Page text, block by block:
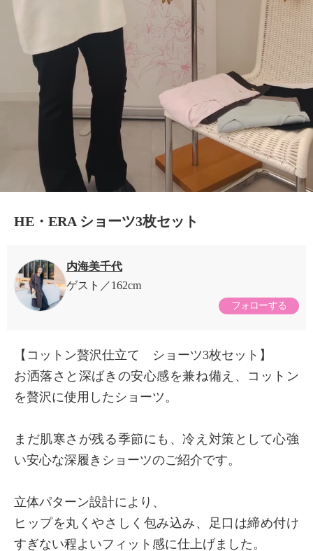
HE・ERA ショーツ3枚セット
内海美千代
ゲスト
162cm
フォローする
【コットン贅沢仕立て ショーツ3枚セット】
お洒落さと深ばきの安心感を兼ね備え、コットン
を贅沢に使用したショーツ。
まだ肌寒さが残る季節にも、冷え対策として心強
い安心な深履きショーツのご紹介です。
立体パターン設計により、
ヒップを丸くやさしく包み込み、足口は締め付け
すぎない程よいフィット感に仕上げました。